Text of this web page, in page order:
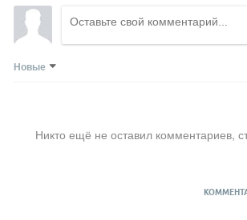
Новые
Никто ещё не оставил комментариев,